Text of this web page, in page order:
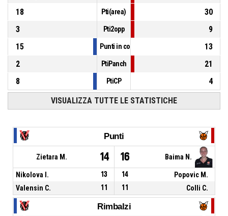
18
Pti(area)
30
3
Pti2opp
9
15
Punti in contropiede
13
2
PtiPanch
21
8
PtiCP 4
VISUALIZZA TUTTE LE STATISTICHE
Punti
Zietara M. 14 16 Baima N.
Nikolova I. 13 14
Popovic M.
Valensin C.
11 11 Colli C.
Rimbalzi